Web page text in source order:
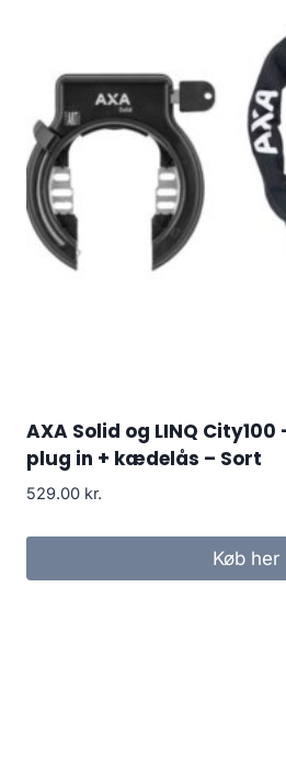
AXA Solid og LINQ City100
plug in + kædelås – Sort
529.00 kr.
Køb her